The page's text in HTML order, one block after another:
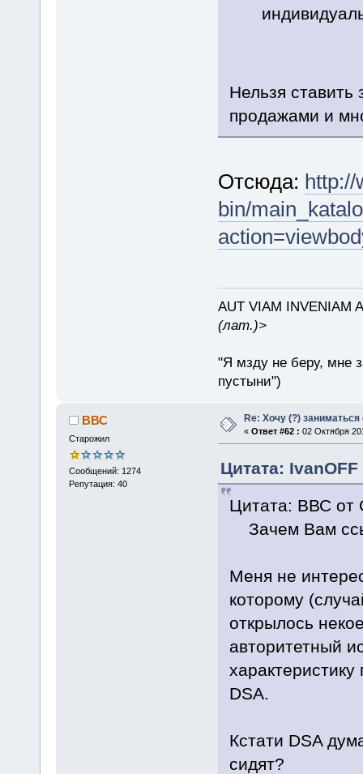
Нельзя
продажами и
Отсюда: http://
bin/
AUT VIAM INVENIAM
(лат.)>
"Я мзду не беру, мне
пустыни")
ВВС
Старожил
Сообщений: 1274
Репутация: 40
Re: Хочу (?)
« Ответ #62 : 02 Октября
Цитата:
Цитата: ВВС от
Зачем Вам
Меня не
которому
открылось
авторитетный
DSA.
Кстати DSA
сидят?